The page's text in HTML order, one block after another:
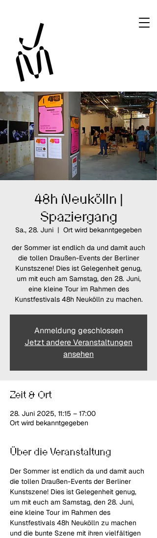
48h Neukölln |
Spaziergang
Sa., 28. Juni
  |
Ort wird bekanntgegeben
der Sommer ist endlich da und damit auch
die tollen Draußen-Events der Berliner
Kunstszene! Dies ist Gelegenheit genug,
um mit euch am Samstag, den 28. Juni,
eine kleine Tour im Rahmen des
Kunstfestivals 48h Neukölln zu machen.
Anmeldung geschlossen
Jetzt andere Veranstaltungen
ansehen
Zeit & Ort
28. Juni 2025, 11:15 – 17:00
Ort wird bekanntgegeben
Über die Veranstaltung
Der Sommer ist endlich da und damit auch
die tollen Draußen-Events der Berliner
Kunstszene! Dies ist Gelegenheit genug,
um mit euch am Samstag, den 28. Juni,
eine kleine Tour im Rahmen des
Kunstfestivals 48h Neukölln zu machen
und die bunte Szene mit ihren vielfältigen